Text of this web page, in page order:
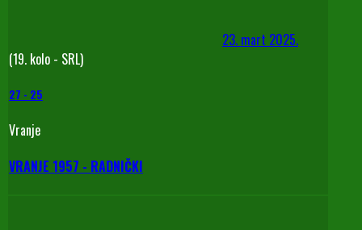
23. mart 2025.
(19. kolo - SRL)
27 - 25
Vranje
VRANJE 1957 - RADNIČKI